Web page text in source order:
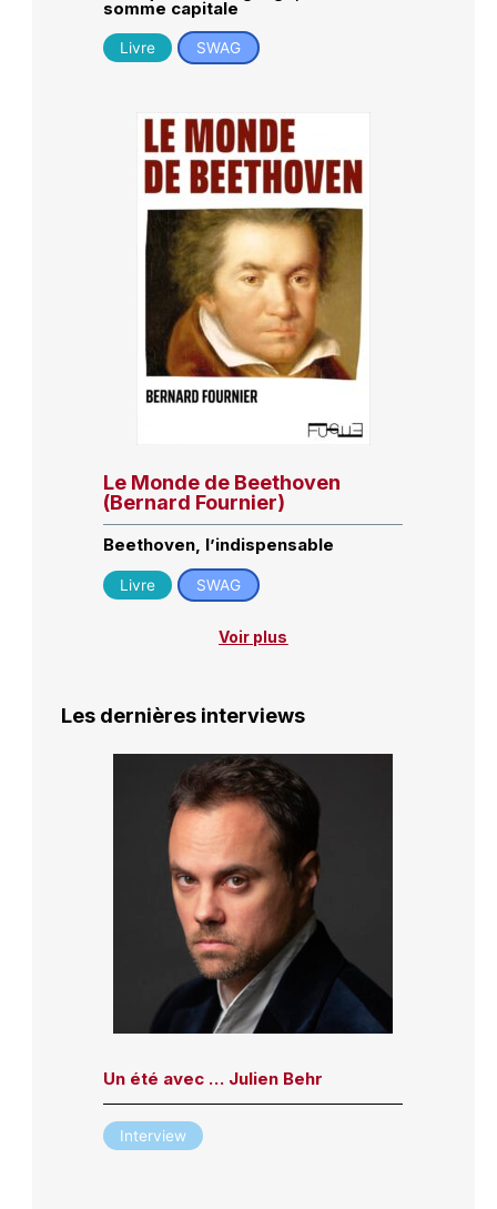
somme capitale
Livre SWAG
Le Monde de Beethoven
(Bernard Fournier)
Beethoven, l’indispensable
Livre SWAG
Voir plus
Les dernières interviews
Un été avec … Julien Behr
Interview